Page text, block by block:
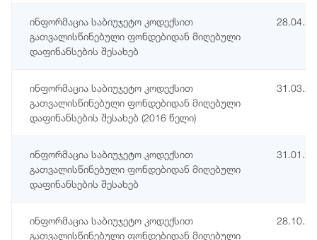
ინფორმაცია საბიუჯეტო კოდექსით
გათვალისწინებული ფონდებიდან მიღებული
დაფინანსების შესახებ
ინფორმაცია საბიუჯეტო კოდექსით
გათვალისწინებული ფონდებიდან მიღებული
დაფინანსების შესახებ (2016 წელი)
ინფორმაცია საბიუჯეტო კოდექსით
გათვალისწინებული ფონდებიდან მიღებული
დაფინანსების შესახებ
ინფორმაცია საბიუჯეტო კოდექსით
გათვალისწინებული ფონდებიდან მიღებული